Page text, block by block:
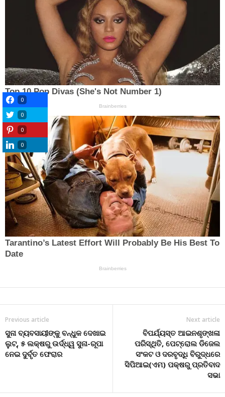
Previous article
ସୁନା ବ୍ୟବସାୟୀଙ୍କୁ ବନ୍ଧୁକ ଦେଖାଇ
ଲୁଟ୍‌, ୫ ଲକ୍ଷରୁ ଉର୍ଦ୍ଧ୍ୱ ସୁନା-ରୂପା
ନେଇ ଦୁର୍ବୃତ ଫେରାର
Next article
ବିପର୍ଯ୍ୟସ୍ତ ଆଇନଶୃଙ୍ଖଳା
ପରିସ୍ଥିତି, ପେଟ୍ରୋଲ ଡିଜେଲ
ସଂକଟ ଓ ଦରବୃଦ୍ଧି ବିରୁଦ୍ଧରେ
ସିପିଆଇ(ଏମ) ପକ୍ଷରୁ ପ୍ରତିବାଦ
ସଭା
0
0
0
0